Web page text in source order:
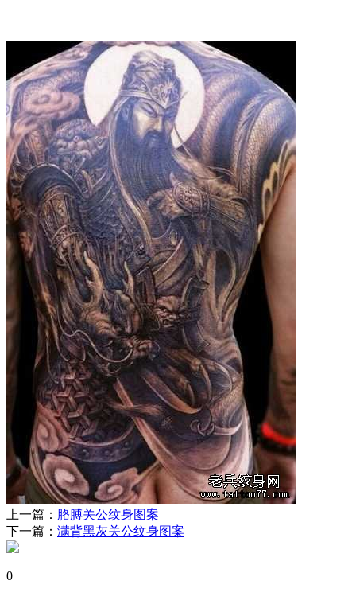
上一篇： 胳膊关公纹身图案
下一篇： 满背黑灰关公纹身图案
0